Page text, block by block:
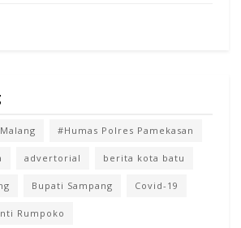
#Humas Polres Pamekasan
advertorial berita kota batu
Bupati Sampang Covid-19
Rumpoko